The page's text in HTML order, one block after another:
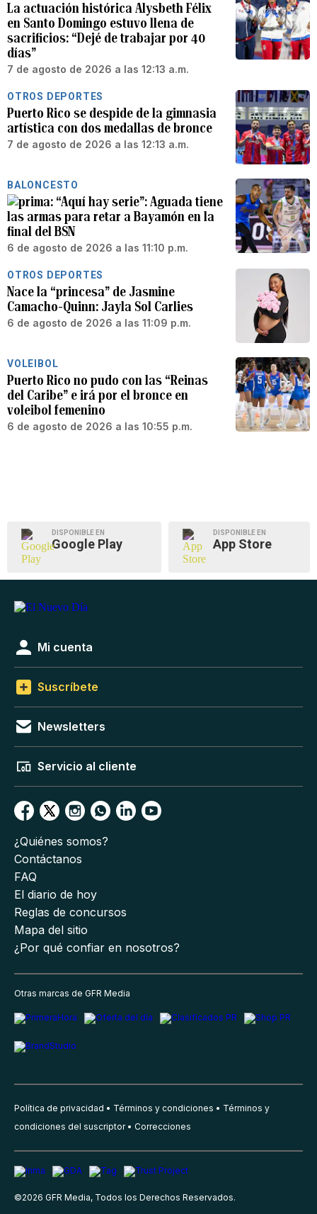
La actuación histórica Alysbeth Félix
en Santo Domingo estuvo llena de
sacrificios: “Dejé de trabajar por 40
días”
7 de agosto de 2026 a las 12:13 a.m.
OTROS DEPORTES
Puerto Rico se despide de la gimnasia
artística con dos medallas de bronce
7 de agosto de 2026 a las 12:13 a.m.
BALONCESTO
“Aquí hay serie”: Aguada tiene
las armas para retar a Bayamón en la
final del BSN
6 de agosto de 2026 a las 11:10 p.m.
OTROS DEPORTES
Nace la “princesa” de Jasmine
Camacho-Quinn: Jayla Sol Carlies
6 de agosto de 2026 a las 11:09 p.m.
VOLEIBOL
Puerto Rico no pudo con las “Reinas
del Caribe” e irá por el bronce en
voleibol femenino
6 de agosto de 2026 a las 10:55 p.m.
DISPONIBLE EN
Google Play
DISPONIBLE EN
App Store
Mi cuenta
Suscríbete
Newsletters
Servicio al cliente
¿Quiénes somos?
Contáctanos
FAQ
El diario de hoy
Reglas de concursos
Mapa del sitio
¿Por qué confiar en nosotros?
Otras marcas de GFR Media
Política de privacidad Términos y condiciones
Términos y
condiciones del suscriptor
Correcciones
©2026 GFR Media, Todos los Derechos Reservados.